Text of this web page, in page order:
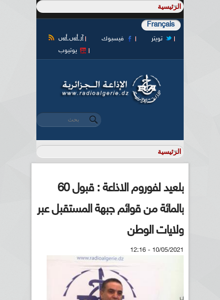
Français
آر أس أس فيسبوك
تويتر
يوتيوب
استمارة البحث
‏بحث ‏
بلعيد لفوروم الاذاعة : قبول 60
بالمائة من قوائم جبهة المستقبل عبر
ولايات الوطن
10/05/2021 - 12:16